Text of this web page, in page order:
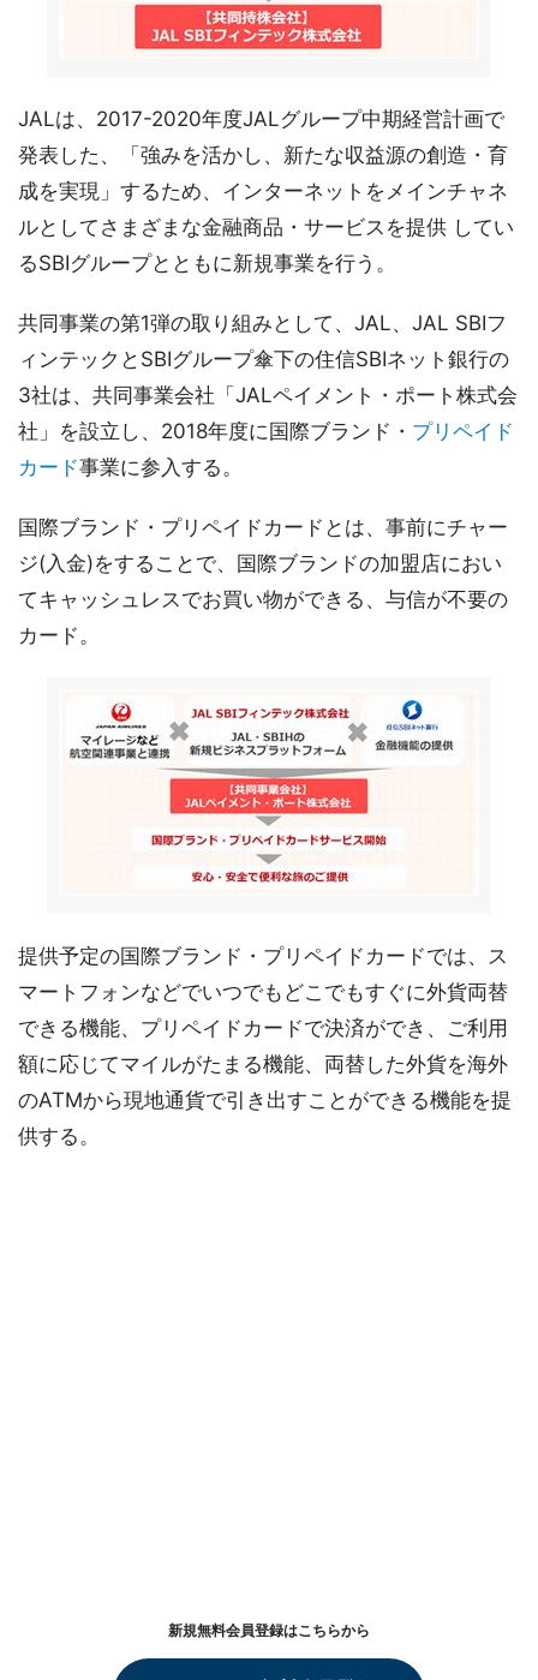
JALは、2017-2020年度JALグループ中期経営計画で
発表した、「強みを活かし、新たな収益源の創造・育
成を実現」するため、インターネットをメインチャネ
ルとしてさまざまな金融商品・サービスを提供 してい
るSBIグループとともに新規事業を行う。
共同事業の第1弾の取り組みとして、JAL、JAL SBIフ
ィンテックとSBIグループ傘下の住信SBIネット銀行の
3社は、共同事業会社「JALペイメント・ポート株式会
社」を設立し、2018年度に国際ブランド・ プリペイド
カード事業に参入する。
国際ブランド・プリペイドカードとは、事前にチャー
ジ(入金)をすることで、国際ブランドの加盟店におい
てキャッシュレスでお買い物ができる、与信が不要の
カード。
提供予定の国際ブランド・プリペイドカードでは、ス
マートフォンなどでいつでもどこでもすぐに外貨両替
できる機能、プリペイドカードで決済ができ、ご利用
額に応じてマイルがたまる機能、両替した外貨を海外
のATMから現地通貨で引き出すことができる機能を提
供する。
新規無料会員登録はこちらから